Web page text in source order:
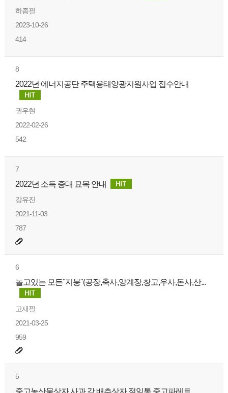
하종필
2023-10-26
414
8
2022년 에너지공단 주택용태양광지원사업 접수안내
권우현
2022-02-26
542
7
2022년 소득 증대 묘목 안내
강유진
2021-11-03
787
6
놀고있는 모든"지붕"(공장,축사,양계장,창고,우사,돈사,산...
고재필
2021-03-25
959
5
중고농산물상자.사과.감.배추상자.절임통.중고파레트